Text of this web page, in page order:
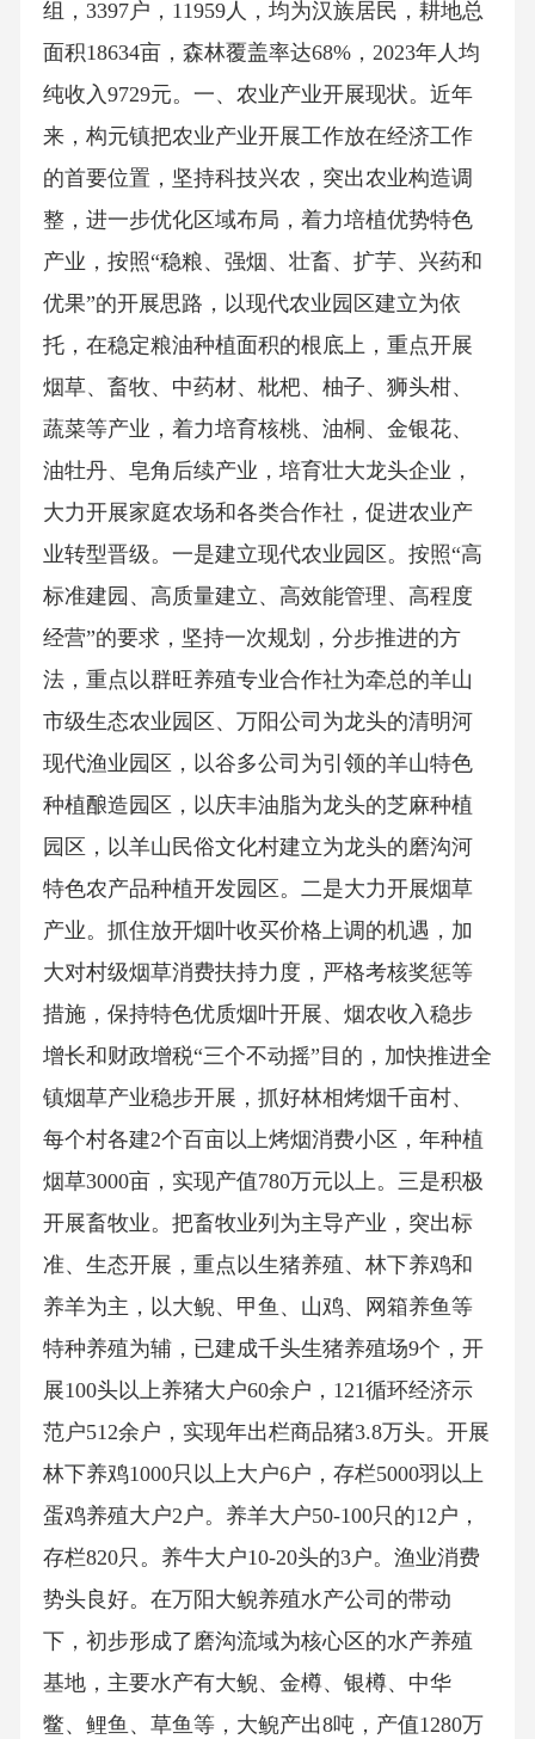
组，3397户，11959人，均为汉族居民，耕地总
面积18634亩，森林覆盖率达68%，2023年人均
纯收入9729元。一、农业产业开展现状。近年
来，构元镇把农业产业开展工作放在经济工作
的首要位置，坚持科技兴农，突出农业构造调
整，进一步优化区域布局，着力培植优势特色
产业，按照“稳粮、强烟、壮畜、扩芋、兴药和
优果”的开展思路，以现代农业园区建立为依
托，在稳定粮油种植面积的根底上，重点开展
烟草、畜牧、中药材、枇杷、柚子、狮头柑、
蔬菜等产业，着力培育核桃、油桐、金银花、
油牡丹、皂角后续产业，培育壮大龙头企业，
大力开展家庭农场和各类合作社，促进农业产
业转型晋级。一是建立现代农业园区。按照“高
标准建园、高质量建立、高效能管理、高程度
经营”的要求，坚持一次规划，分步推进的方
法，重点以群旺养殖专业合作社为牵总的羊山
市级生态农业园区、万阳公司为龙头的清明河
现代渔业园区，以谷多公司为引领的羊山特色
种植酿造园区，以庆丰油脂为龙头的芝麻种植
园区，以羊山民俗文化村建立为龙头的磨沟河
特色农产品种植开发园区。二是大力开展烟草
产业。抓住放开烟叶收买价格上调的机遇，加
大对村级烟草消费扶持力度，严格考核奖惩等
措施，保持特色优质烟叶开展、烟农收入稳步
增长和财政增税“三个不动摇”目的，加快推进全
镇烟草产业稳步开展，抓好林相烤烟千亩村、
每个村各建2个百亩以上烤烟消费小区，年种植
烟草3000亩，实现产值780万元以上。三是积极
开展畜牧业。把畜牧业列为主导产业，突出标
准、生态开展，重点以生猪养殖、林下养鸡和
养羊为主，以大鲵、甲鱼、山鸡、网箱养鱼等
特种养殖为辅，已建成千头生猪养殖场9个，开
展100头以上养猪大户60余户，121循环经济示
范户512余户，实现年出栏商品猪3.8万头。开展
林下养鸡1000只以上大户6户，存栏5000羽以上
蛋鸡养殖大户2户。养羊大户50-100只的12户，
存栏820只。养牛大户10-20头的3户。渔业消费
势头良好。在万阳大鲵养殖水产公司的带动
下，初步形成了磨沟流域为核心区的水产养殖
基地，主要水产有大鲵、金樽、银樽、中华
鳖、鲤鱼、草鱼等，大鲵产出8吨，产值1280万